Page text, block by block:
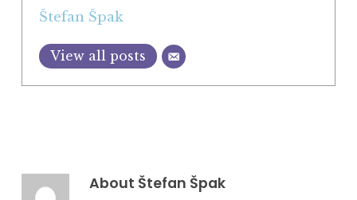
Štefan Špak
View all posts
About Štefan Špak